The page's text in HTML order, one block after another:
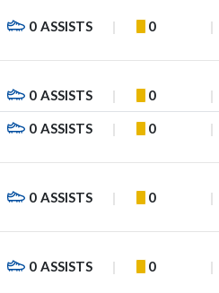
0 ASSISTS 0
0 ASSISTS 0
0 ASSISTS 0
0 ASSISTS 0
0 ASSISTS 0